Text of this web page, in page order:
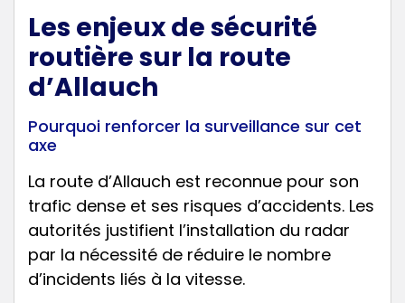
Les enjeux de sécurité
routière sur la route
d’Allauch
Pourquoi renforcer la surveillance sur cet
axe
La route d’Allauch est reconnue pour son
trafic dense et ses risques d’accidents. Les
autorités justifient l’installation du radar
par la nécessité de réduire le nombre
d’incidents liés à la vitesse.